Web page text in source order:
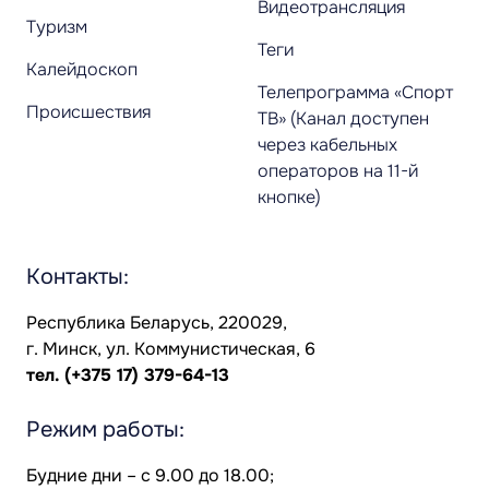
Туризм
Калейдоскоп
Происшествия
Видеотрансляция
Теги
Телепрограмма «Спорт
ТВ» (Канал доступен
через кабельных
операторов на 11-й
кнопке)
Контакты:
Республика Беларусь, 220029,
г. Минск, ул. Коммунистическая, 6
тел. (+375 17) 379-64-13
Режим работы:
Будние дни – с 9.00 до 18.00;